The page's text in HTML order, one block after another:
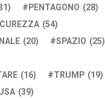
PENTAGONO (28)
(54)
(20) SPAZIO (25)
(16) TRUMP (19)
(39)